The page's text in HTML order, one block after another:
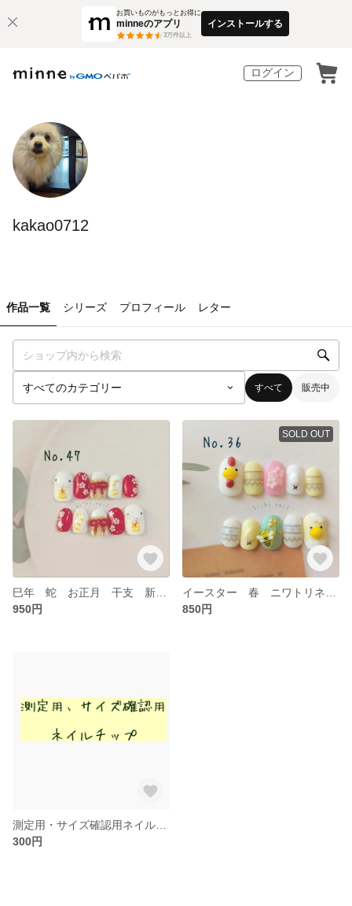
お買いものがもっとお得に
minneのアプリ
3万件以上
インストールする
ログイン
kakao0712
作品一覧 シリーズ プロフィール レター
すべて 販売中
950円
SOLD OUT
850円
300円